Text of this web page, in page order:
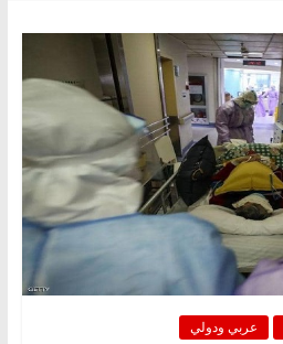
عربي ودولي